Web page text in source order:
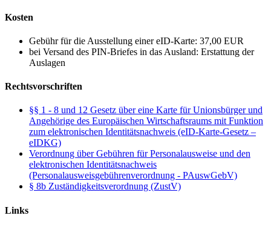
Kosten
Gebühr für die Ausstellung einer eID-Karte: 37,00 EUR
bei Versand des PIN-Briefes in das Ausland: Erstattung der
Auslagen
Rechtsvorschriften
§§ 1 - 8 und 12 Gesetz über eine Karte für Unionsbürger und
Angehörige des Europäischen Wirtschaftsraums mit Funktion
zum elektronischen Identitätsnachweis (eID-Karte-Gesetz –
eIDKG)
Verordnung über Gebühren für Personalausweise und den
elektronischen Identitätsnachweis
(Personalausweisgebührenverordnung - PAuswGebV)
§ 8b Zuständigkeitsverordnung (ZustV)
Links